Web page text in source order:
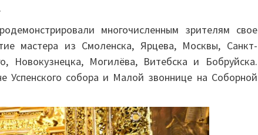
многочисленным зрителям свое
мастера из Смоленска, Ярцева, Москвы, Санкт-
Новокузнецка, Могилёва, Витебска и Бобруйска.
Успенского собора и Малой звоннице на Соборной